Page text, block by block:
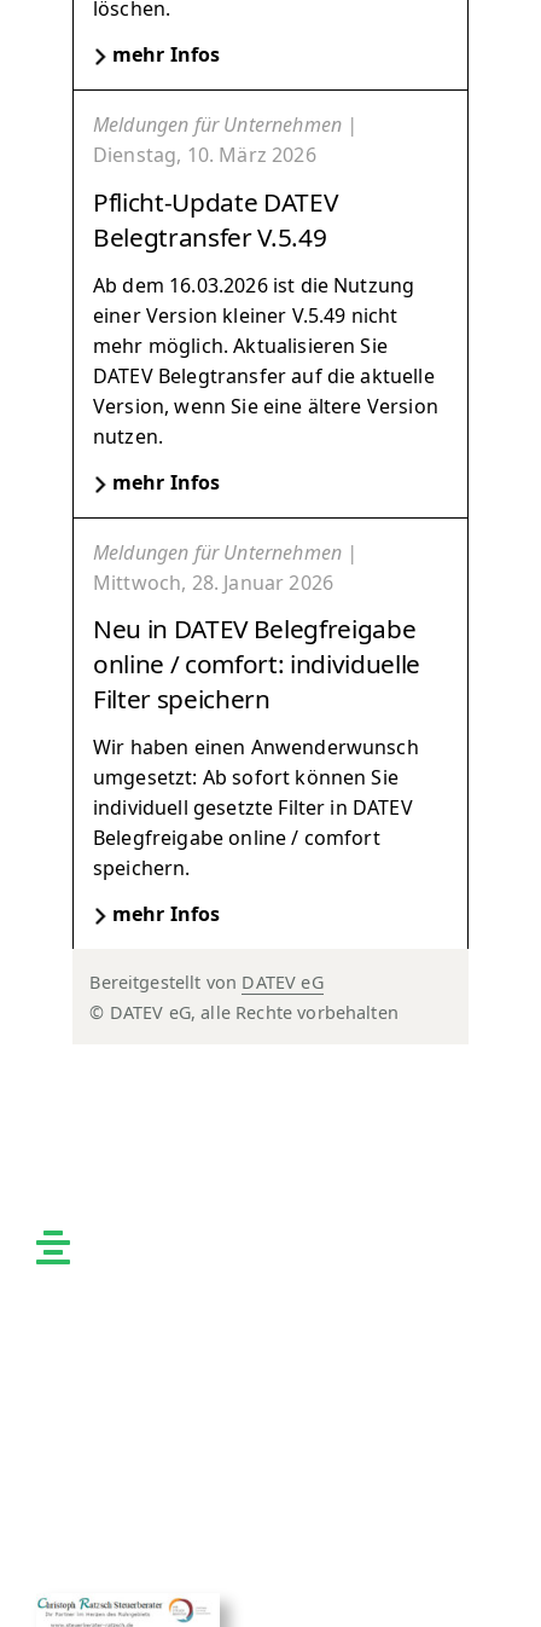
löschen.
mehr Infos
Meldungen für Unternehmen |
Dienstag, 10. März 2026
Pflicht-Update DATEV
Belegtransfer V.5.49
Ab dem 16.03.2026 ist die Nutzung
einer Version kleiner V.5.49 nicht
mehr möglich. Aktualisieren Sie
DATEV Belegtransfer auf die aktuelle
Version, wenn Sie eine ältere Version
nutzen.
mehr Infos
Meldungen für Unternehmen |
Mittwoch, 28. Januar 2026
Neu in DATEV Belegfreigabe
online / comfort: individuelle
Filter speichern
Wir haben einen Anwenderwunsch
umgesetzt: Ab sofort können Sie
individuell gesetzte Filter in DATEV
Belegfreigabe online / comfort
speichern.
mehr Infos
Bereitgestellt von DATEV eG
© DATEV eG, alle Rechte vorbehalten